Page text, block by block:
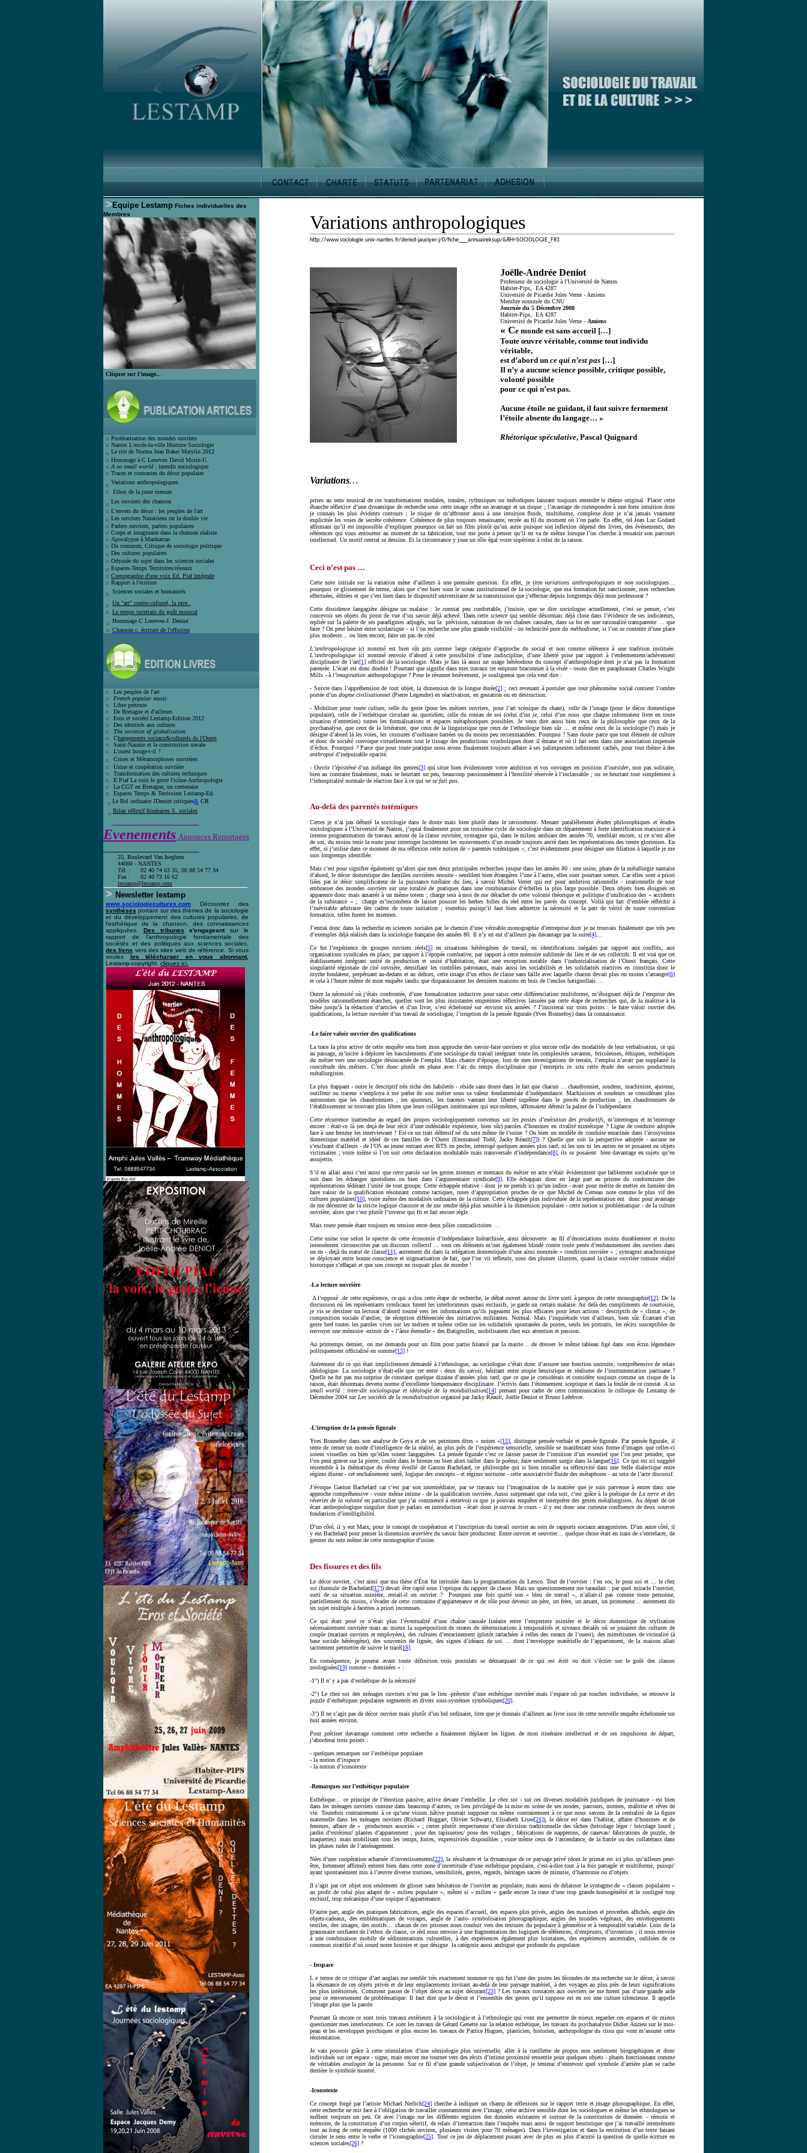
> Equipe Lestamp Fiches individuelles des
Membres
Cliquer sur l'image..
Prolétarisation des mondes ouvriers
Nantes L'excès-la-ville Histoire Sociologie
Le rire de Norma Jean Baker Marylin 2012
Hommage à C Leneveu David Morin-U.
A so small world : interdit sociologique
Traces et contrastes du décor populaire
Variations anthropologiques
Ethos de la juste mesure
Les ouvriers des chanson
L'envers du décor : les peuples de l'art
Les ouvriers Nazairiens ou la double vie
Parlers ouvriers, parlers populaires
Corps et imaginaire dans la chanson réaliste
Apocalypse à Manhattan
Du commun, Critique de sociologie politique
Des cultures populaires
Odyssée du sujet dans les sciences sociales
Espaces-Temps Territoires/réseaux
Corpographie d'une voix Ed. Piaf intégrale
Rapport à l'écriture
Sciences sociales et humanités
Un "art" contre-culturel, la rave..
Le temps incertain du goût musical
Hommage C Leneveu-J . Deniot
Chanson c. écriture de l'effusion
Les peuples de l'art
French popular music
Libre prétexte
De Bretagne et d'ailleurs
Eros et société Lestamp-Edition 2012
Des identités aux cultures
The societies of globalisation
Changements sociaux&culturels ds l'Ouest
Saint-Nazaire et la construction navale
L'ouest bouge-t-il ?
Crises et Métamorphoses ouvrières
Usine et coopération ouvrière
Transformation des cultures techniques
E Piaf La voix le geste l'icône-Anthropologie
La CGT en Bretagne, un centenaire
Espaces Temps & Territoires Lestamp-Ed
Le Bel ordinaire JDeniot critiques& CR
Bilan réflexif Itinéraires S. sociales
Evenements Annonces Reportages
25, Boulevard Van Iseghem
44000 - NANTES
Tél. :
Fax :
02 40 74 63 35, 06 88 54 77 34
02 40 73 16 62
lestamp@lestamp.com
> Newsletter lestamp
www.sociologiecultures.com
Découvrez des
synthèses portant sur des thèmes de la sociologie
et du développement des cultures populaires, de
l'esthétique de la chanson, des connaissances
appliquées. Des tribunes s'engageantsur le
rapport de l'anthropologie fondamentale des
sociétés et des politiques aux sciences sociales,
des liens vers des sites web de référence. Si vous
voulez les télécharger en vous abonnant,
Lestamp-copyright. cliquez ici
Variations anthropologiques
http://www.sociologie.univ-nantes.fr/deniot-jauciyer-j/0/fiche___annuaireksup/&RH=SOCIOLOGIE_FR1
Joëlle-Andrée Deniot
Professeur de sociologie à l'Université de Nantes
Habiter-Pips, EA 4287
Université de Picardie Jules Verne - Amiens
Membre nommée du CNU
Journée du 5 Décembre 2008
Habiter-Pips, EA 4287
Université de Picardie Jules Verne - Amiens
« Ce monde est sans accueil […]
Toute œuvre véritable, comme tout individu
véritable,
est d’abord un ce qui n’est pas […]
Il n’y a aucune science possible, critique possible,
volonté possible
pour ce qui n’est pas.
Aucune étoile ne guidant, il faut suivre fermement
l’étoile absente du langage… »
Rhétorique spéculative, Pascal Quignard
Variations…
prises au sens musical de ces transformations modales, tonales, rythmiques ou mélodiques laissant toujours entendre le thème original. Placer cette
ébauche réflexive d’une dynamique de recherche sous cette image offre un avantage et un risque ; l’avantage de correspondre à une forte intuition dont
je connais les plus évidents contours ; le risque de m’affronter aussi à une intuition fluide, multiforme, complexe dont je n’ai jamais vraiment
explicitée les voies de secrète cohérence. Cohérence de plus toujours renaissante, recrée au fil du moment où l’on parle. En effet, tel Jean Luc Godard
affirmant qu’il est impossible d’expliquer pourquoi on fait un film plutôt qu’un autre puisque son inflexion dépend des livres, des événements, des
références qui vous entourent au moment de sa fabrication, tout me porte à penser qu’il en va de même lorsque l’on cherche à ressaisir son parcours
intellectuel. Un motif central se dessine. Et la circonstance y joue un rôle égal voire supérieur à celui de la raison.
Ceci n’est pas …
Cette note initiale sur la variation mène d’ailleurs à une première question. En effet, je titrevariations anthropologiques et nonsociologiques…
pourquoi ce glissement de terme, alors que c’est bien sous le sceau institutionnel de la sociologie, que ma formation fut sanctionnée, mes recherches
effectuées, éditées et que c’est bien dans le dispositif universitaire de sa transmission que j’effectue depuis longtemps déjà mon professorat ?
Cette dissidence langagière désigne un malaise : le constat peu confortable, j’insiste, que se dire sociologue actuellement, c’est se penser, c’est
concevoir ses objets du point de vue d’un savoir déjà achevé. Dans cette sciencequi semble désormais déjà close dans l’évidence de ses indicateurs,
repliée sur la palette de ses paradigmes adjugés, sur la prévision, saturation de ses chaînes causales, dans sa foi en une rationalité transparente … que
faire ? On peut hésiter entre scolastique - si l’on recherche une plus grande visibilité - ou technicité pure du méthodisme, si l’on se contente d’une place
plus modeste… ou bien encore, faire un pas de côté.
L’anthropologiqueici nommé est bien sûr pris comme large catégorie d’approche du social et non comme référence à une tradition instituée.
L’anthropologique ici nommé renvoie d’abord à cette possibilité d’une indiscipline, d’une liberté prise par rapport à l’enfermement/achèvement
disciplinaire de l’art[1]officiel de la sociologie. Mais je fais là aussi un usage hétérodoxe du concept d’anthropologie dont je n’ai pas la formation
patentée. L’écart est donc double ! Pourtant que signifie dans mes travaux cet emprunt braconnier à lavisée- osons dire en paraphrasant Charles Wright
Mills - à l’imagination anthropologique ? Pour le résumer brièvement, je soulignerai que cela veut dire :
- Suivre dans l’appréhension de tout objet, la dimension de la longue durée[2] ; ceci revenant à postuler que tout phénomène social contient l’ombre
portée d’un dogme civilisationnel (Pierre Legendre) en réactivation, en gestation ou en destruction.
- Mobiliser pour toute culture, celle du geste (pour les métiers ouvriers, pour l’art scénique du chant), celle de l’image (pour le décor domestique
populaire), celle de l’esthétique circulant au quotidien, celle du roman de soi (celui d’unje, celui d’unnous que chaque informateur livre en toute
situation d’entretien) toutes les formalisations et espaces métaphoriques possibles. Je veux dire aussi bien ceux de la philosophie que ceux de la
psychanalyse, que ceux de la littérature, que ceux de la linguistique que ceux de l’ethnologie bien sûr … et même ceux de la sociologie (!) mais je
désigne d’abord là les voies, les croisures d’ordinaire barrées ou du moins peu recommandées. Pourquoi ? Sans doute parce que tout élément de culture
et donc de société convoque virtuellement tout le tissage des productions symboliques dont il émane et où il fait sens dans une association impensée
d’échos. Pourquoi ? Parce que pour toute pratique nous avons finalement toujours affaire à ses palimpsestes infiniment cachés, pour tout thème à des
anthropoïd’inépuisable opacité.
- Ouvrir l’épistéméd’un mélange des genres[3]qui situe bien évidemment votre ambition et vos ouvrages en position d’outsider, non pas solitaire,
bien au contraire finalement, mais se heurtant un peu, beaucoup passionnément à l’hostilité réservée à l’inclassable ; ou se heurtant tout simplement à
l’inhospitalité normale de réaction face à ce qui ne se fait pas
Au-delà des parentés totémiques
Certes je n’ai pas débuté la sociologie dans le doute mais bien plutôt dans le ravissement. Menant parallèlement études philosophiques et études
sociologiques à l’Université de Nantes, j’optai finalement pour un troisième cycle de sociologie dans un département à forte identification marxiste et à
intense programmation de travaux autour de la classe ouvrière, syntagme qui, dans le milieu ambiant des années 70, semblait encore, si ce n’est aller
de soi, du moins tenir la route pour interroger lucidement les mouvements d’un monde toujours ancré dans les représentations des trente glorieuses. En
effet, si j’utilise dans ce moment de ma réflexion cette notion de « parentés totémiques », c’est évidemment pour désigner une filiation à laquelle je me
suis longtemps identifiée.
Mais c’est pour signifier également qu’alors que mes deux principales recherches jusque dans les années 80 - une usine, phare de la métallurgie nantaise
d’abord, le décor domestique des familles ouvrières ensuite - semblent bien étrangères l’une à l’autre, elles sont pourtant soeurs. Car elles sont a priori
liées par le désir simplificateur de la puissance tutélaire du lieu, à savoir Michel Verret qui eut pour ambition rationnelle - irrationnelle de tout
embrasser des mondes ouvriers sur une totalité de pratiques dans une combinatoire d’échelles la plus large possible. Deux objets bien éloignés en
apparence donc mais amarrés à un même totem ; charge sera à moi de me détacher de cette volonté théorique et politique d’unification des « accidents
de la substance » ; charge m’incombera de laisser pousser les herbes folles du réel entre les pavés du concept. Voilà qui fait d’emblée réfléchir à
l’inévitable arbitraire des cadres de toute initiation ; toutefois puisqu’il faut bien admettre la nécessité et la part de vérité de toute convention
formatrice, telles furent les miennes.
J’entrai donc dans la recherche en sciences sociales par le chemin d’une véritable monographie d’entreprise dont je ne trouvais finalement que très peu
d’exemples déjà réalisés dans la sociologie française des années 80. Il n’y en eut d’ailleurs pas davantage par la suite[4]
Ce fut l’expériencede groupes ouvriers réels[5] en situations hétérogènes de travail, en identifications inégales par rapport aux conflits, aux
organisations syndicales en place, par rapport à l’épopée combative, par rapport à cette mémoire sublimée du lieu et de ses collectifs. Il est vrai que cet
établissement intégrant unité de production et unité d’habitation, était une exception notable dans l’industrialisation de l’Ouest français. Cette
singularité régionale de cité ouvrière, densifiant les contrôles patronaux, mais aussi les sociabilités et les solidarités réactives en constitua donc le
mythe fondateur, perpétuant au-dedans et au dehors, cette image d’un ethos de classe sans faille avec laquelle chacun devait plus ou moins s’arranger[6]
et cela à l’heure même de mon enquête tandis que disparaissaient les dernières maisons en bois de l’enclos batignollais …
Outre la nécessité où j’étais confrontée, d’une formalisation inductive pour saisir cette différenciation multiforme, m’éloignant déjà de l’emprise des
modèles rationnellement étanches, quelles sont les plus insistantes empreintes réflexives laissées par cette étape de recherches qui, de la maîtrise à la
thèse jusqu’à la rédaction d’articles et d’un livre, s’est échelonné sur environ six années ? J’insisterai sur trois points : le faire valoir ouvrier des
qualifications, la lecture ouvrière d’un travail de sociologue, l’irruption de la pensée figurale (Yves Bonnefoy) dans la connaissance.
-Le faire valoir ouvrier des qualifications
La trace la plus active de cette enquête sera bien mon approche des savoir-faire ouvriers et plus encore celle des modalités de leur verbalisation, ce qui
au passage, m’incite à déplorer les basculements d’une sociologie du travail intégrant toute les complexités savantes, bricoleuses, éthiques, esthétiques
du métier vers une sociologie désincarnée de l’emploi. Mais chance d’époque, lors de mes investigations de terrain, l’emploi n’avait pas supplanté la
concrétude des métiers. C’est donc plutôt en phase avec l’air du temps disciplinaire que j’entreprisin situcette étude des savoirs producteurs
métallurgistes.
Le plus frappant - outre le descriptif très riche des habiletés - réside sans doute dans le fait que chacun … chaudronnier, soudeur, machiniste, ajusteur,
outilleur ou traceur s’employa à me parler de son métier sous sa valeur fondamentale d’indépendance. Machinistes et soudeurs se considérant plus
autonomes que les chaudronniers ; les ajusteurs, les traceurs vantant leur liberté suprême dans le procès de production ; les chaudronniers de
l’établissement se trouvant plus libres que leurs collègues intérimaires qui eux-mêmes, affirmaient détenir la palme de l’indépendance.
Cette récurrence inattendue au regard des propos sociologiquement convenus sur les postes d’exécution des productifs , m’interrogea et m’interroge
encore : était-ce là (en deçà de leur récit d’une indéniable expérience, bien sûr) paroles d’hommes en rivalité mimétique ? Ligne de conduite adoptée
face à une femme les interviewant ? Est-ce un trait défensif né du sein même de l’usine ? Ou bien un modèle de conduite enracinée dans l’écosystème
domestique matériel et idéel de ces familles de l’Ouest (Emmanuel Todd, Jacky Réault[7]) ? Quelle que soit la perspective adoptée - aucune ne
s’excluant d’ailleurs - de l’OS au jeune entrant avec BTS en poche, interrogé quelques années plus tard, ni les uns ni les autres ne se posaient en objets
victimaires ; voire même si l’on suit cette déclaration modulable mais transversale d’indépendance[8], ils se posaient bien davantage en sujets qu’en
assujettis.
S’il en allait ainsi c’est aussi que cette parole sur les gestes moteurs et mentaux du métier en acte n’était évidemment que faiblement socialisée que ce
soit dans les échanges quotidiens ou bien dans l’argumentaire syndicale[9]. Elle échappait donc en large part au prisme du conformisme des
représentations fédérant l’unité de tout groupe. Cette échappée relative - dont je ne prends ici qu’un indice - avait pour mérite de mettre en lumière des
faire valoir de la qualification résonnant comme tactiques, ruses d’appropriation proches de ce que Michel de Certeau note comme le plus vif des
cultures populaires[10] , voire même des modalités ordinaires de la culture. Cette échappée plus individuée de la représentation eut donc pour avantage
de me décentrer de la stricte logique classiste et de me rendre déjà plus sensible à la dimension populaire - cette notion si problématique - de la culture
ouvrière, alors que c’est plutôt l’inverse qui fit et fait encore règle.
Mais toute pensée étant toujours en tension entre deux pôles contradictoires …
Cette usine vue selon le spectre de cette économie d’indépendance hiérarchisée, ainsi découverte au fil d’énonciations moins durablement et moins
intensément circonscrites par un discours collectif … tous ces éléments m’ont également blindé contre toute pente d’embaumement des ouvriers dans
un en - deçà du statut de classe[11], autrement dit dans la relégation domestiquée d’une ainsi nommée « condition ouvrière » ; syntagme anachronique
se déployant entre bonne conscience et stigmatisation de fait, que l’on vit refleurir, sous des plumes illustres, quand la classe ouvrière comme réalité
historique s’effaçait et que son concept ne risquait plus de mordre !
-La lecture ouvrière
A l’opposé de cette expérience, ce qui a clos cette étape de recherche, le débat ouvert autour du livre sorti à propos de cette monographie[12]. De la
discussion où les représentants syndicaux furent les interlocuteurs quasi exclusifs, je garde un certain malaise. Au delà des compliments de courtoisie,
je vis se dessiner un lectorat d’abord tourné vers les informations qu’ils jugeaient les plus efficaces pour leurs actions : descriptifs de « climat », de
composition sociale d’atelier, de réception différenciée des initiatives militantes. Normal. Mais l’inquiétude vint d’ailleurs, bien sûr. Écartant d’un
geste bref toutes les paroles vives sur les métiers et même celles sur les solidarités spontanées de postes, seuls les portraits, les récits susceptibles de
renvoyer une mémoire -miroir de « l’âme éternelle » des Batignolles, mobilisaient chez eux attention et passion.
Au printemps dernier, on me demanda pour un film pour partie financé par la mairie… de dresser le même tableau figé dans son écrin légendaire
politiquement officialisé en somme[13] !
Autrement dit ce qui était implicitement demandé à l’ethnologue, au sociologue c’était donc d’assurer une fonction instruite, compréhensive de relais
idéologique. La sociologie n’était-elle que cet entre - deux du savoir, hésitant entre utopie heuristique et réalisme de l’instrumentation partisane ?
Quelle ne fut pas ma surprise de constater quelque dizaine d’années plus tard, que ce que je considérais et considère toujours comme un risque de la
raison, était désormais devenu norme d’excellente bienpensance disciplinaire. J’écrivis dans l’étonnement sceptique et dans la foulée de ce constat A so
small world : inter-dit sociologique et idéologie de la mondialisation[14] prenant pour cadre de cette communication le colloque du Lestamp de
Décembre 2004 sur Les sociétés de la mondialisation organisé par Jacky Réault, Joëlle Deniot et Bruno Lefebvre.
-L’irruption de la pensée figurale
Yves Bonnefoy dans son analyse de Goya et de ses peintures dites « noires »[15] , distingue pensée verbale et pensée figurale. Par pensée figurale, il
tente de cerner un mode d’intelligence de la réalité, au plus près de l’expérience sensorielle, sensible se manifestant sous forme d’images que celles-ci
soient visuelles ou bien qu’elles soient langagières. La pensée figurale c’est ce laisser passer de l’intuition d’un essentiel que l’on peut peindre, que
l’on peut graver sur la pierre, couler dans le bronze ou bien alors tailler dans le poème, faire seulement surgir dans la langue[16] . Ce qui est ici suggéré
ressemble à la thématique du rêveur éveillé de Gaston Bachelard, ce philosophe qui si bien installer sa réflexivité dans une belle dialectique entre
régime diurne - cet enchaînement serré, logique des concepts - et régime nocturne - cette associativité fluide des métaphores - au sein de l’acte discursif.
J’évoque Gaston Bachelard car c’est par son intermédiaire, par se travaux sur l’imagination de la matière que je suis parvenue à entrer dans une
approche compréhensive - voire même intime - de la qualification ouvrière. Aussi surprenant que cela soit, c’est grâce à la poétique de La terre et des
rêveries de la volontéen particulier que j’ai commencé à entrevoir ce que je pouvais enquêter et interpréter des gestes métallurgistes. Au départ de cet
écart anthropologique singulier dont je parlais en introduction - écart dont je suivrai le cours - il y eut donc une curieuse confluence de deux sources
fondatrices d’intelligibilité.
D’un côté, il y eut Marx, pour le concept de coopération et l’inscription du travail ouvrier au sein de rapports sociaux antagonistes. D’un autre côté, il
y eut Bachelard pour penser la dimensionœuvrièredu savoir faire producteur. Entre ouvrier et oeuvrier… quelque chose était en train de s’entrelacer, de
germer du sein même de cette monographie d’usine.
Des fissures et des fils
Le décor ouvrier, c’est ainsi que ma thèse d’État fut intitulée dans la programmation du Lersco. Tout de l’ouvrier : l’en soi, le pour soi et … le chez
soi(formule de Bachelard[17]) devait être capté sous l’optique du rapport de classe. Mais un questionnement me taraudait : par quel miracle l’ouvrier,
sorti de sa situation usinière, restait-il un ouvrier ? Pourquoi une fois quitté son « bleu de travail », n’allait-il pas comme toute personne,
partiellement du moins, s’évader de cette contrainte d’appartenance et de rôle pour devenir un père, un frère, un amant, un promeneur… autrement dit
un sujet multiple à facettes a priori inconnues.
Ce qui était posé ce n’était plus l’éventualité d’une chaîne causale linéaire entre l’empreinte usinière et le décor domestique de stylisation
nécessairement ouvrière mais au mieux la superposition de strates de déterminations à temporalités et niveaux décalés où se jouaient des cultures de
couple (mariant ouvriers et employées), des cultures d’enracinement (plutôt rattachées à celles des ruraux de l’ouest), des mimétismes de vicinalité (à
base sociale hétérogène), des souvenirs de lignée, des signes d’idéaux de soi … dont l’enveloppe matérielle de l’appartement, de la maison allait
tacitement permettre de suivre le tracé[18]
En conséquence, je poserai avant toute définition trois postulats se démarquant de ce qui est écrit ou doit s’écrire sur le goût des classes
zoologisées[19] comme « dominées » :
-1°) Il n’ y a pas d’esthétique de la nécessité
-2°) Le chez soi des ménages ouvriers n’est pas le lieu -prétexte d’une esthétique ouvrière mais l’espace où par touches individuées, se retrouve le
puzzle d’esthétiques populaires segmentés en divers sous-systèmes symboliques[20]
-3°) Il ne s’agit pas de décor ouvrier mais plutôt d’un bel ordinaire, titre que je donnais d’ailleurs au livre issu de cette nouvelle enquête échelonnée sur
huit années environ.
Pour préciser davantage comment cette recherche a finalement déplacer les lignes de mon itinéraire intellectuel et de ses impulsions de départ,
j’aborderai trois points :
- quelques remarques sur l’esthétique populaire
- la notion d’inspace
- la notion d’iconotexte
-Remarques sur l’esthétique populaire
Esthétique… ce principe de l’émotion passive, active devant l’embellie. Lechez soi - sur ces diverses modalités juridiques de jouissance - est bien
dans les ménages ouvriers comme dans beaucoup d’autres, ce lieu privilégié de la mise en scène de ses modes, parcours, normes, maîtrise et rêves de
vie. Toutefois contrairement à ce qu’une vision hâtive pourrait supposer ou même contrairement à ce que nous savons de la centralité de la figure
maternelle dans les ménages ouvriers (Richard Hoggart, Olivier Schwartz, Elisabeth Lisse[21]), le décor est dans l’habitat, affaire d’hommes et de
femmes, affaire de « producteurs associés » ; certes plutôt respectueuse d’une division traditionnelle des tâches (bricolage léger / bricolage lourd ;
jardin d’extérieur/ plantes d’appartement ; pose des tapisseries/ pose des voilages ; fabrications de napperons, de canevas/ fabrications de puzzle, de
maquettes) mais mobilisant tous les temps, forces, expressivités disponibles ; voire même ceux de l’ascendance, de la fratrie ou des collatéraux dans
les phases rudes de l’aménagement.
Nées d’une coopération acharnée d’investissements[22], la résultante et la dynamique de ce paysage privé (dont le primat est ici plus qu’ailleurs peut-
être, fortement affirmé) entrent bien dans cette zone d’incertitude d’une esthétique populaire, c'est-à-dire tout à la fois partagée et multiforme, puisqu’
ayant spontanément mis à l’œuvre diverse routines, sensibilités, gestes, regards, héritages sacrés de minutie, d’harmonie ou d’objets.
Il s’agit par cet objet non seulement de glisser sans hésitation de l’ouvrier au populaire, mais aussi de délaisser le syntagme de « classes populaires »
au profit de celui plus adapté de « milieu populaire », même si « milieu » garde encore la trace d’une trop grande homogénéité et le souligné trop
exclusif, trop mécanique d’une topique d’appartenance.
D’autre part, angle des pratiques fabricatrices, angle des espaces d’accueil, des espaces plus privés, angles des maximes et proverbes affichés, angle des
objets-cadeaux, des emblématiques de voyages, angle de l’auto- symbolisation photographique, angles des mondes végétaux, des enveloppements
textiles, des images, des motifs… chacun de ces prismes nous conduit vers des textures du populaire à géométrie et à temporalité variable. Loin de la
grammaire unifiante de l’ethos de classe, ce réel nous renvoie à une fragmentation des logiques de références, d’emprunts, d’invention ; il nous renvoie
à une combinaison mobile de sédimentations culturelles, à des expériences également plus lointaines, des expériences ancestrales, oubliées de ce
commun stratifié d’où sourd notre histoire et que désigne la catégorie aussi ambiguë que profonde du populaire.
- Inspace
L e terme de ce critique d’art anglais me semble très exactement nommer ce qui fut l’une des pistes les fécondes de ma recherche sur le décor, à savoir
la résonance de ces objets privés et de leur emplacements invitant au-delà de leur paysage matériel, à des voyages au plus près de leurs significations
les plus intériorisés. Comment passer de l’objet décor au sujet décorant[23]? Les travaux consacrés aux ouvriers ne me furent pas d’une grande aide
pour ce renversement de problématique. Il faut dire que le décor et l’ensemble des gestes qu’il suppose est en soi une culture silencieuse. Il appelle
l’image plus que la parole.
Pourtant là encore ce sont trois travaux extérieurs à la sociologie et à l’ethnologie qui vont me permettre de mieux regarder ces espaces et de mieux
questionner mes interlocuteurs. Ce sont les travaux de Gérard Genette sur la relation esthétique, les travaux du psychanalyste Didier Anzieu sur le moi-
peau et les enveloppes psychiques et plus encore les travaux de Patrice Hugues, plasticien, historien, anthropologue du tissu qui vont m’assurer cette
réorientation.
Je vais pouvoir grâce à cette stimulation d’une sémiologie plus universelle, aller à la cueillette de propos non seulement biographiques et donc
individués sur cet espace - signe, mais encore me tourner vers des récits d’intime proximité ressentie pour quelques objets - phares fonctionnant comme
de véritables analogon de la personne. Sur ce fil d’une grande subjectivation de l’objet, je tenterai d’entrevoir quel symbole d’arrière plan se cache
derrière le symbole montré.
-Iconotexte
Ce concept forgé par l’artiste Michael Nerlich[24] cherche à indiquer un champ de réflexions sur le rapport texte et image photographique. En effet,
cette recherche ne mit face à l’obligation de travailler constamment avec l’image, cette archive sensible dont les sociologues et même les ethnologues se
méfient toujours un peu. Or avec l’image sur les différents registres des données existantes et surtout de la constitution de données – témoin et
mémoire, de la constitution d’un corpus sélectif, de relais d’interaction dans l’enquête mais aussi de support heuristique que j’ai travaillé intensément
tout au long de cette enquête (1000 clichés environ, plusieurs visites pour 70 ménages). Dans l’investigation et dans la restitution d’un texte faisant
circuler le sens entre le verbe et l’iconographie[25] . Tout ce jeu de déplacement posant avec de plus en plus d’acuité la question de quelle écriture en
sciences sociales[26] ?